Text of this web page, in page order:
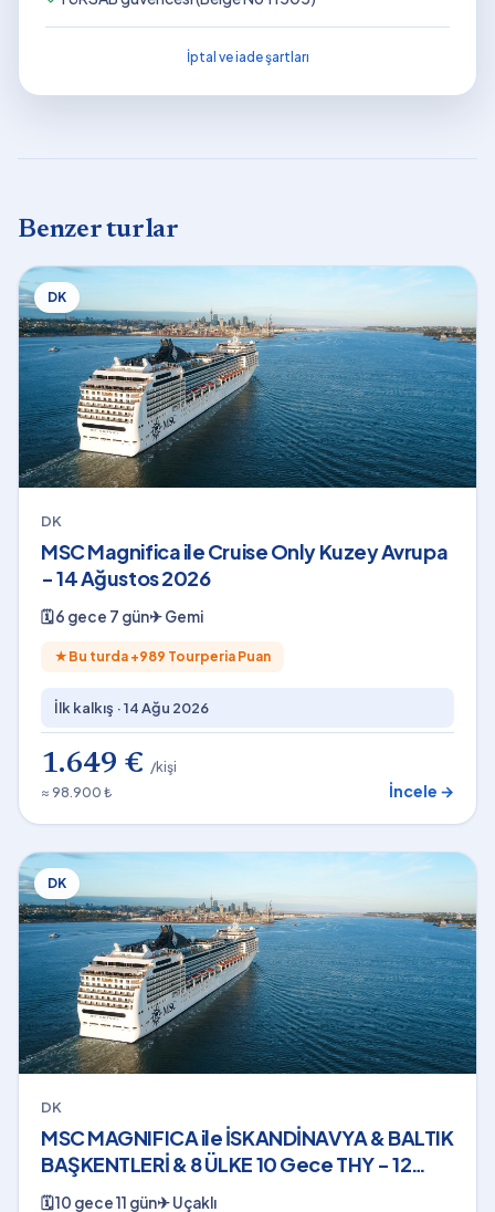
İptal ve iade şartları
Benzer turlar
DK
DK
MSC Magnifica ile Cruise Only Kuzey Avrupa
- 14 Ağustos 2026
🗓6 gece 7 gün✈Gemi
★ Bu turda +989 Tourperia Puan
İlk kalkış ·14 Ağu 2026
1.649 € /kişi
≈ 98.900 ₺
İncele →
DK
DK
MSC MAGNIFICA ile İSKANDİNAVYA & BALTIK
BAŞKENTLERİ & 8 ÜLKE 10 Gece THY - 12
Eylül 2026
🗓10 gece 11 gün✈Uçaklı